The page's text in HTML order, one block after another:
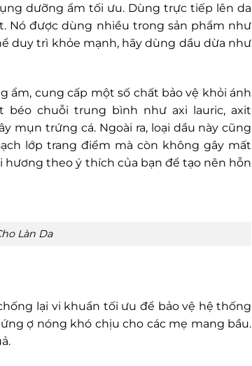
dưỡng ẩm tối ưu. Dùng trực tiếp lên da
Nó được dùng nhiều trong sản phẩm như
duy trì khỏe mạnh, hãy dùng dầu dừa như
ẩm, cung cấp một số chất bảo vệ khỏi ánh
béo chuỗi trung bình như axi lauric, axit
mụn trứng cá. Ngoài ra, loại dầu này cũng
lớp trang điểm mà còn không gây mất
hương theo ý thích của bạn để tạo nên hỗn
Làn Da
lại vi khuẩn tối ưu để bảo vệ hệ thống
ợ nóng khó chịu cho các mẹ mang bầu.